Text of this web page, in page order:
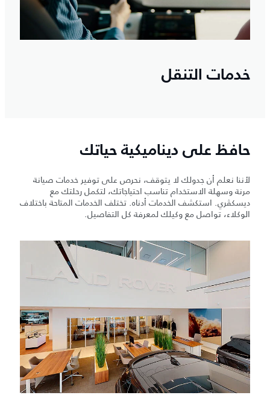
خدمات التنقل
حافظ على ديناميكية حياتك
لأننا نعلم أن جدولك لا يتوقف، نحرص على توفير خدمات صيانة
مرنة وسهلة الاستخدام تناسب احتياجاتك، لتكمل رحلتك مع
ديسكڤري. استكشف الخدمات أدناه. تختلف الخدمات المتاحة باختلاف
الوكلاء، تواصل مع وكيلك لمعرفة كل التفاصيل.